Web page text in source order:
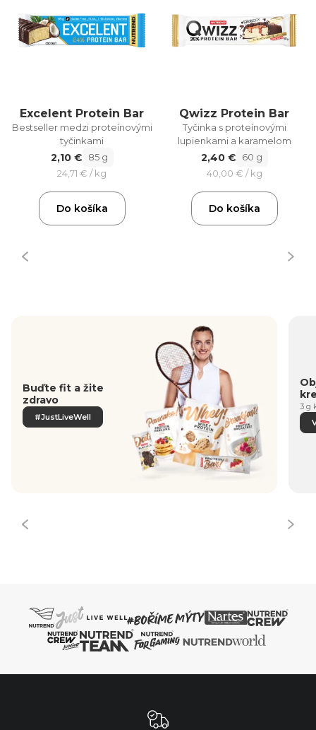
Excelent Protein Bar
Bestseller medzi proteínovými
tyčinkami
2,10 €
85 g
24,71 € / kg
Do košíka
Qwizz Protein Bar
Tyčinka s proteínovými
lupienkami a karamelom
2,40 €
60 g
40,00 € / kg
Do košíka
Buďte fit a žite
zdravo
#JustLiveWell
3 g